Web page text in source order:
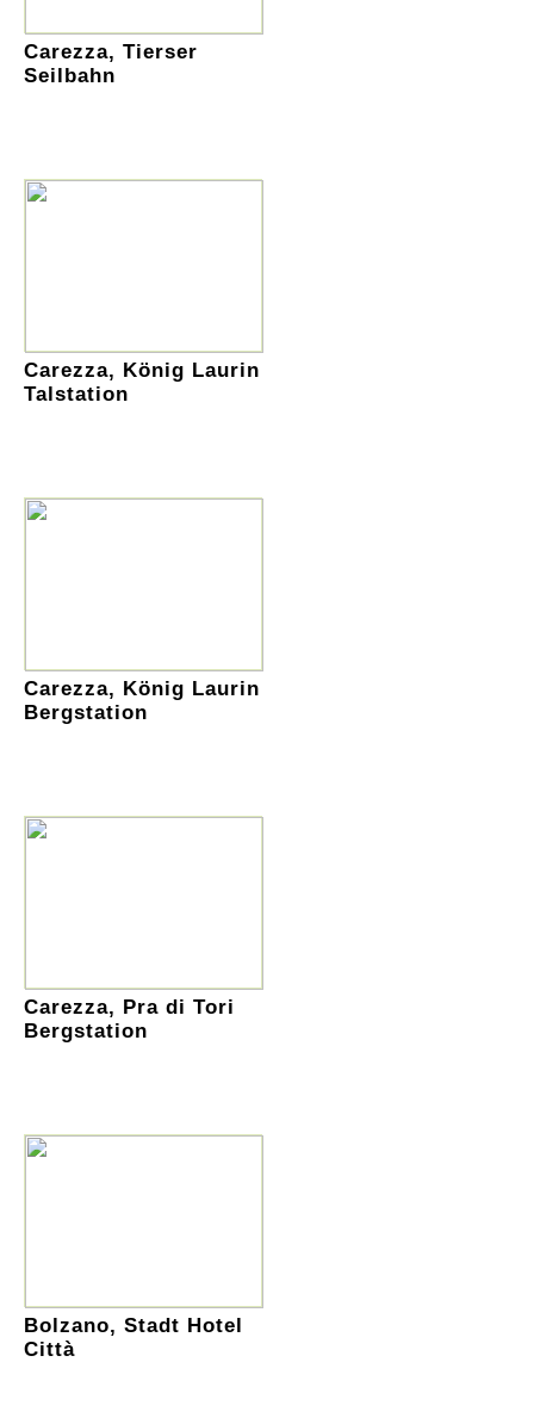
Carezza, Tierser
Seilbahn
Carezza, König Laurin
Talstation
Carezza, König Laurin
Bergstation
Carezza, Pra di Tori
Bergstation
Bolzano, Stadt Hotel
Città